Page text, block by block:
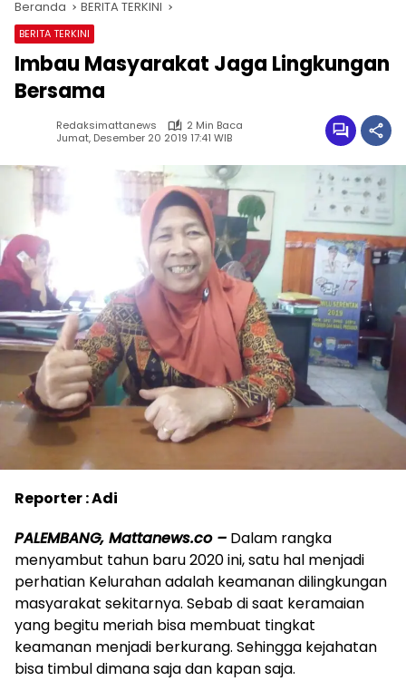
Beranda BERITA TERKINI
BERITA TERKINI
Imbau Masyarakat Jaga Lingkungan
Bersama
Redaksimattanews
2 Min Baca
Jumat, Desember 20 2019 17:41 WIB
Reporter : Adi
PALEMBANG, Mattanews.co – Dalam rangka
menyambut tahun baru 2020 ini, satu hal menjadi
perhatian Kelurahan adalah keamanan dilingkungan
masyarakat sekitarnya. Sebab di saat keramaian
yang begitu meriah bisa membuat tingkat
keamanan menjadi berkurang. Sehingga kejahatan
bisa timbul dimana saja dan kapan saja.